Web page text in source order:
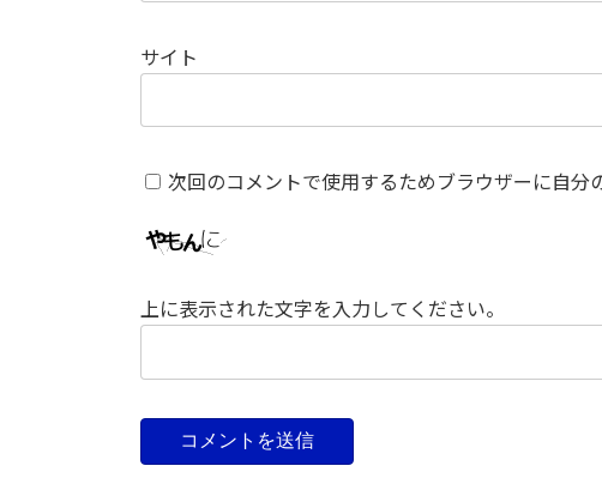
サイト
次回のコメントで使用するためブラウザーに自分
上に表示された文字を入力してください。